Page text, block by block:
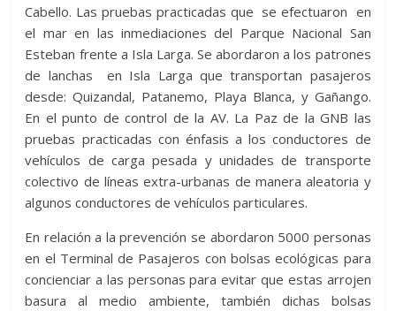
Cabello. Las pruebas practicadas que se efectuaron en
el mar en las inmediaciones del Parque Nacional San
Esteban frente a Isla Larga. Se abordaron a los patrones
de lanchas en Isla Larga que transportan pasajeros
desde: Quizandal, Patanemo, Playa Blanca, y Gañango.
En el punto de control de la AV. La Paz de la GNB las
pruebas practicadas con énfasis a los conductores de
vehículos de carga pesada y unidades de transporte
colectivo de líneas extra-urbanas de manera aleatoria y
algunos conductores de vehículos particulares.
En relación a la prevención se abordaron 5000 personas
en el Terminal de Pasajeros con bolsas ecológicas para
concienciar a las personas para evitar que estas arrojen
basura al medio ambiente, también dichas bolsas